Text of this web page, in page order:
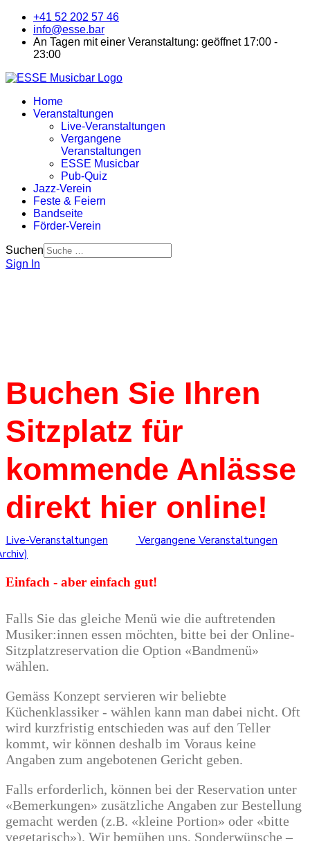
+41 52 202 57 46
info@esse.bar
An Tagen mit einer Veranstaltung: geöffnet 17:00 -
23:00
Home
Veranstaltungen
Live-Veranstaltungen
Vergangene
Veranstaltungen
ESSE Musicbar
Pub-Quiz
Jazz-Verein
Feste & Feiern
Bandseite
Förder-Verein
Suchen
Sign In
Buchen Sie Ihren
Sitzplatz für
kommende Anlässe
direkt hier online!
Live-Veranstaltungen
Vergangene Veranstaltungen
Einfach - aber einfach gut!
Falls Sie das gleiche Menü wie die auftretenden
Musiker:innen essen möchten, bitte bei der Online-
Sitzplatzreservation die Option «Bandmenü»
wählen.
Gemäss Konzept servieren wir beliebte
Küchenklassiker - wählen kann man dabei nicht. Oft
wird kurzfristig entschieden was auf den Teller
kommt, wir können deshalb im Voraus keine
Angaben zum angebotenen Gericht geben.
Falls erforderlich, können bei der Reservation unter
«Bemerkungen» zusätzliche Angaben zur Bestellung
gemacht werden (z.B. «kleine Portion» oder «bitte
vegetarisch»). Wir bemühen uns, Sonderwünsche –